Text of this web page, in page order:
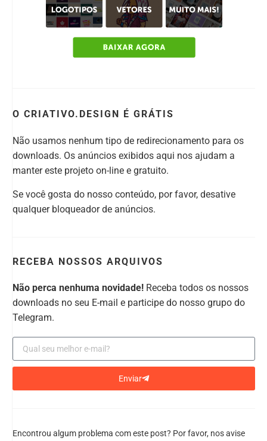
O CRIATIVO.DESIGN É GRÁTIS
Não usamos nenhum tipo de redirecionamento para os
downloads. Os anúncios exibidos aqui nos ajudam a
manter este projeto on-line e gratuito.
Se você gosta do nosso conteúdo, por favor, desative
qualquer bloqueador de anúncios.
RECEBA NOSSOS ARQUIVOS
Não perca nenhuma novidade! Receba todos os nossos
downloads no seu E-mail e participe do nosso grupo do
Telegram.
Enviar
Encontrou algum problema com este post? Por favor, nos avise